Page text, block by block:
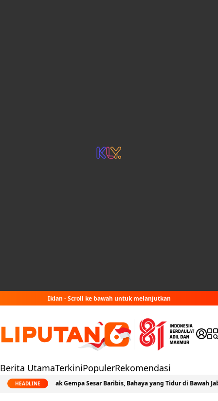
Iklan - Scroll ke bawah untuk melanjutkan
Berita UtamaTerkiniPopulerRekomendasi
HEADLINE
Jejak Gempa Sesar Baribis, Bahaya yang Tidur di Bawah Jabodetabek